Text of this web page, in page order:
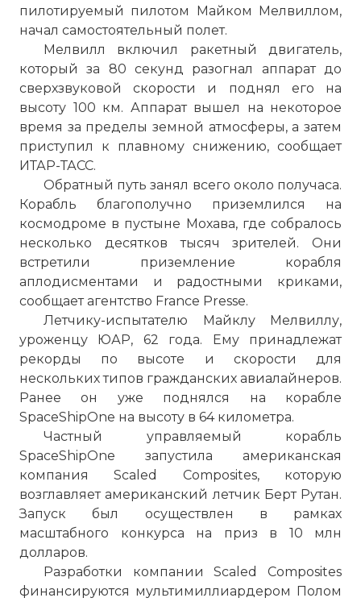
пилотируемый пилотом Майком Мелвиллом,
начал самостоятельный полет.
Мелвилл включил ракетный двигатель,
который за 80 секунд разогнал аппарат до
сверхзвуковой скорости и поднял его на
высоту 100 км. Аппарат вышел на некоторое
время за пределы земной атмосферы, а затем
приступил к плавному снижению, сообщает
ИТАР-ТАСС.
Обратный путь занял всего около получаса.
Корабль благополучно приземлился на
космодроме в пустыне Мохава, где собралось
несколько десятков тысяч зрителей. Они
встретили приземление корабля
аплодисментами и радостными криками,
сообщает агентство France Presse.
Летчику-испытателю Майклу Мелвиллу,
уроженцу ЮАР, 62 года. Ему принадлежат
рекорды по высоте и скорости для
нескольких типов гражданских авиалайнеров.
Ранее он уже поднялся на корабле
SpaceShipOne на высоту в 64 километра.
Частный управляемый корабль
SpaceShipOne запустила американская
компания Scaled Composites, которую
возглавляет американский летчик Берт Рутан.
Запуск был осуществлен в рамках
масштабного конкурса на приз в 10 млн
долларов.
Разработки компании Scaled Composites
финансируются мультимиллиардером Полом